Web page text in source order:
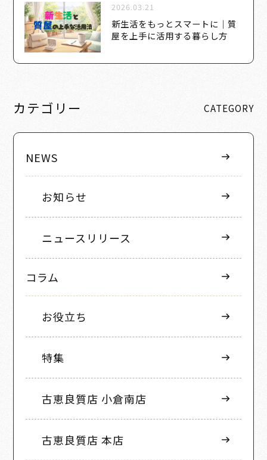
2026.03.21
新生活をもっとスマートに｜質
屋を上手に活用する暮らし方
カテゴリー CATEGORY
NEWS
お知らせ
ニュースリリース
コラム
お役立ち
特集
古恵良質店 小倉南店
古恵良質店 本店